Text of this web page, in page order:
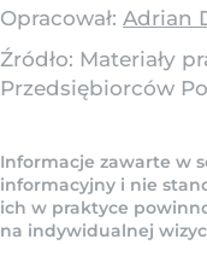
Opracował: Adrian
Źródło: Materiały
Przedsiębiorców
Informacje zawarte w
informacyjny i nie
ich w praktyce
na indywidualnej